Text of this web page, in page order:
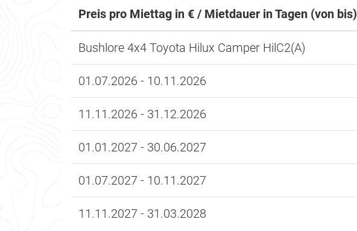
Preis pro Miettag in € / Mietdauer in Tagen (von bis)
Bushlore 4x4 Toyota Hilux Camper HilC2(A)
01.07.2026 - 10.11.2026
11.11.2026 - 31.12.2026
01.01.2027 - 30.06.2027
01.07.2027 - 10.11.2027
11.11.2027 - 31.03.2028